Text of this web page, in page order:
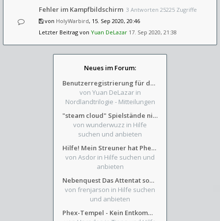
Fehler im Kampfbildschirm 3 Antworten 25225 Zugriffe
von HolyWarbird, 15. Sep 2020, 20:46
Letzter Beitrag von Yuan DeLazar 17. Sep 2020, 21:38
Neues im Forum:
Benutzerregistrierung für das SchickHD-/SchweifHD-Forum gesperrt
von Yuan DeLazar in
Nordlandtrilogie - Mitteilungen
"steam cloud" Spielstände nicht verfügbar
von wunderwuzz in Hilfe
suchen und anbieten
Hilfe! Mein Streuner hat Phexens Gunst verloren...
von Asdor in Hilfe suchen und
anbieten
Nebenquest Das Attentat sowie Beilunker Reiter und zwei kleine Ausrüstungsfragen
von frenjarson in Hilfe suchen
und anbieten
Phex-Tempel - Kein Entkommen aus Weinkeller/Bibliothek Trakt